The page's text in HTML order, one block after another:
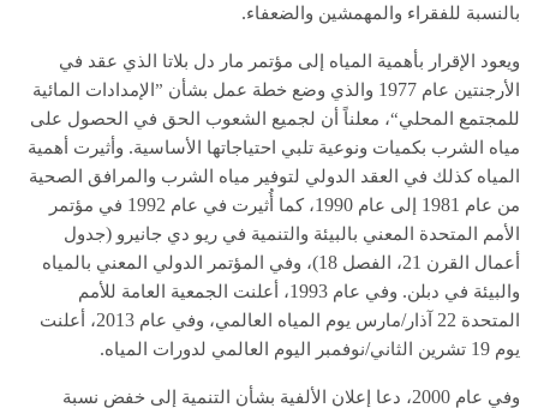
بالنسبة للفقراء والمهمشين والضعفاء.
ويعود الإقرار بأهمية المياه إلى مؤتمر مار دل بلاتا الذي عقد في
الأرجنتين عام1977 والذي وضع خطة عمل بشأن ”الإمدادات المائية
للمجتمع المحلي“، معلناً أن لجميع الشعوب الحق في الحصول على
مياه الشرب بكميات ونوعية تلبي احتياجاتها الأساسية.وأثيرت أهمية
المياه كذلك في العقد الدولي لتوفير مياه الشرب والمرافق الصحية
من عام1981 إلى عام1990، كما أُثيرت في عام1992 في مؤتمر
الأمم المتحدة المعني بالبيئة والتنمية في ريو دي جانيرو جدول
أعمال القرن 21 ، الفصل18) ، وفي المؤتمر الدولي المعني بالمياه
والبيئة في دبلن.وفي عام1993، أعلنت الجمعية العامة للأمم
المتحدة22 آذار/ مارس يوم المياه العالمي، وفي عام2013، أعلنت
يوم19 تشرين الثاني/نوفمبر اليوم العالمي لدورات المياه.
وفي عام2000، دعا إعلان الألفية بشأن التنمية إلى خفض نسبة